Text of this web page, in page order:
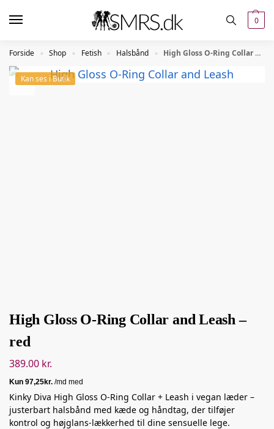
0
Forside » Shop » Fetish » Halsbånd » High Gloss O-Ring Collar and Leash – red
Kan ses i Butik
High Gloss O-Ring Collar and Leash –
red
389.00 kr.
Kinky Diva High Gloss O-Ring Collar + Leash i vegan læder –
justerbart halsbånd med kæde og håndtag, der tilføjer
kontrol og højglans-lækkerhed til dine sensuelle lege.